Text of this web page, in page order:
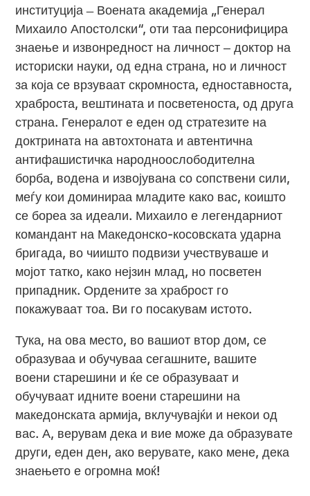
институција ̶ Воената академија „Генерал
Михаило Апостолски“, оти таа персонифицира
знаење и извонредност на личност ‒ доктор на
историски науки, од една страна, но и личност
за која се врзуваат скромноста, едноставноста,
храброста, вештината и посветеноста, од друга
страна. Генералот е еден од стратезите на
доктрината на автохтоната и автентична
антифашистичка народноослободителна
борба, водена и извојувана со сопствени сили,
меѓу кои доминираа младите како вас, коишто
се бореа за идеали. Михаило е легендарниот
командант на Македонско-косовската ударна
бригада, во чиишто подвизи учествуваше и
мојот татко, како нејзин млад, но посветен
припадник. Ордените за храброст го
покажуваат тоа. Ви го посакувам истото.
Тука, на ова место, во вашиот втор дом, се
образуваа и обучуваа сегашните, вашите
воени старешини и ќе се образуваат и
обучуваат идните воени старешини на
македонската армија, вклучувајќи и некои од
вас. А, верувам дека и вие може да образувате
други, еден ден, ако верувате, како мене, дека
знаењето е огромна моќ!